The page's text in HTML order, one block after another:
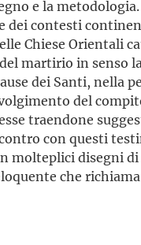
e la
contesti
Chiese Orientali
martirio in senso
dei Santi, nella
del
traendone
con questi
molteplici disegni
che